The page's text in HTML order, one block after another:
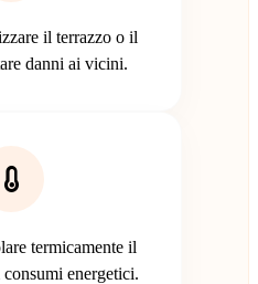
il terrazzo o il
danni ai vicini.
termicamente il
energetici.